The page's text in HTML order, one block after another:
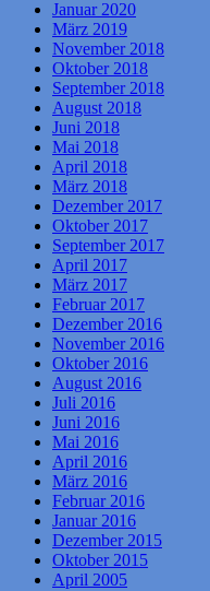
Januar 2020
März 2019
November 2018
Oktober 2018
September 2018
August 2018
Juni 2018
Mai 2018
April 2018
März 2018
Dezember 2017
Oktober 2017
September 2017
April 2017
März 2017
Februar 2017
Dezember 2016
November 2016
Oktober 2016
August 2016
Juli 2016
Juni 2016
Mai 2016
April 2016
März 2016
Februar 2016
Januar 2016
Dezember 2015
Oktober 2015
April 2005